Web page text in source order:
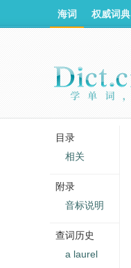
海词 权威词典
目录
相关
附录
音标说明
查词历史
a laurel